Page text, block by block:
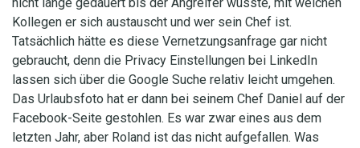
Kollegen er sich austauscht und wer sein Chef ist.
Tatsächlich hätte es diese Vernetzungsanfrage gar nicht
gebraucht, denn die Privacy Einstellungen bei LinkedIn
lassen sich über die Google Suche relativ leicht umgehen.
Das Urlaubsfoto hat er dann bei seinem Chef Daniel auf der
Facebook-Seite gestohlen. Es war zwar eines aus dem
letzten Jahr, aber Roland ist das nicht aufgefallen. Was